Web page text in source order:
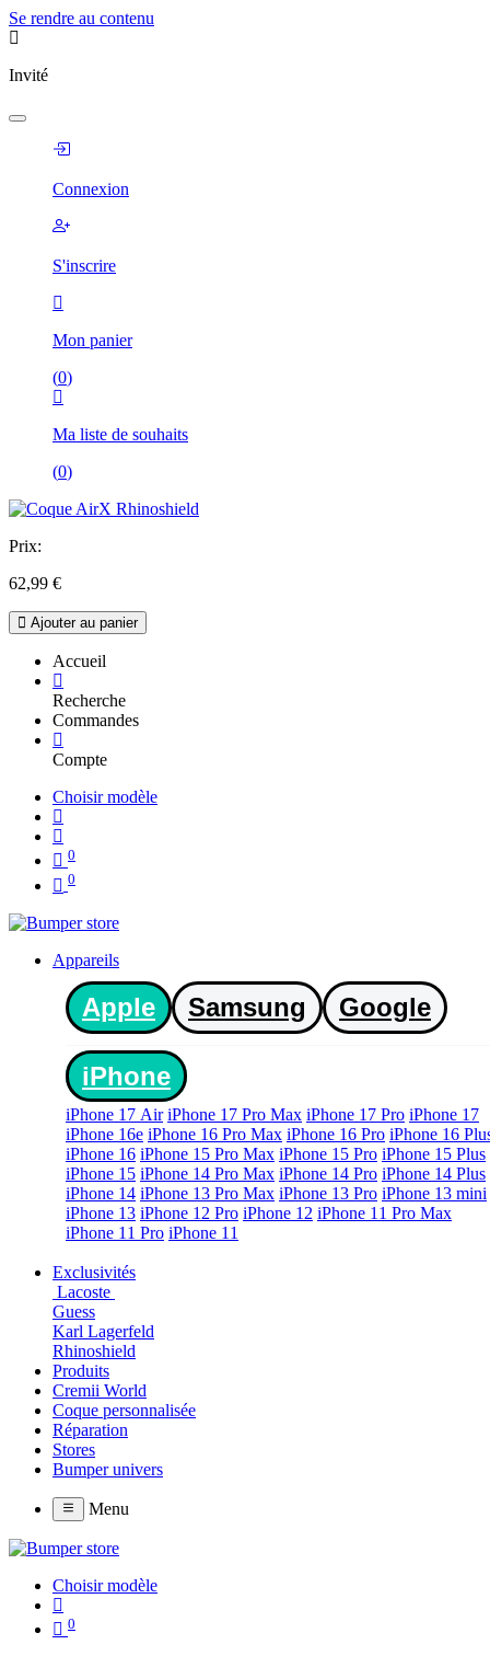
Se rendre au contenu
Invité
Connexion
S'inscrire
Mon panier
(0)
Ma liste de souhaits
(0)
Prix:
62,99 €
Ajouter au panier
Accueil
Recherche
Commandes
Compte
Choisir modèle
0
0
Appareils
Apple Samsung Google
iPhone
iPhone 17 Air iPhone 17 Pro Max iPhone 17 Pro iPhone 17
iPhone 16e iPhone 16 Pro Max iPhone 16 Pro iPhone 16
iPhone 16 iPhone 15 Pro Max iPhone 15 Pro iPhone 15 Plus
iPhone 15 iPhone 14 Pro Max iPhone 14 Pro iPhone 14 Plus
iPhone 14 iPhone 13 Pro Max iPhone 13 Pro iPhone 13 mini
iPhone 13 iPhone 12 Pro iPhone 12 iPhone 11 Pro Max
iPhone 11 Pro iPhone 11
Exclusivités
Lacoste
Guess
Karl Lagerfeld
Rhinoshield
Produits
Cremii World
Coque personnalisée
Réparation
Stores
Bumper univers
Menu
Choisir modèle
0